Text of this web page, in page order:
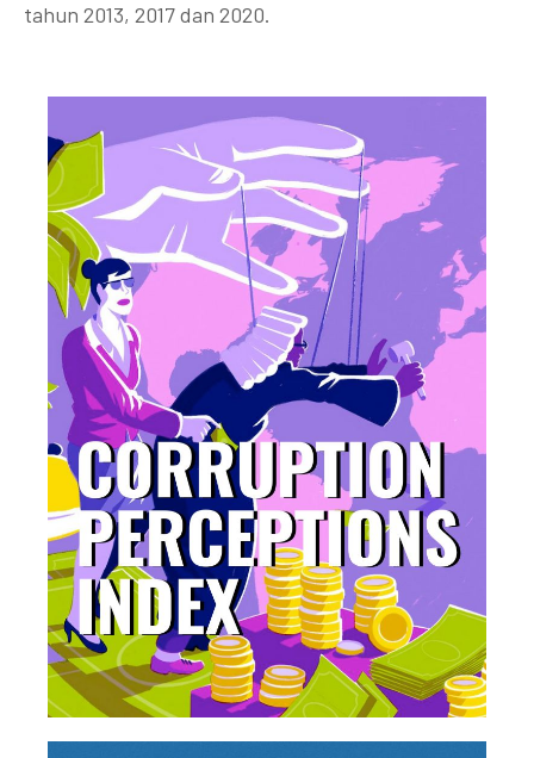
tahun 2013, 2017 dan 2020.